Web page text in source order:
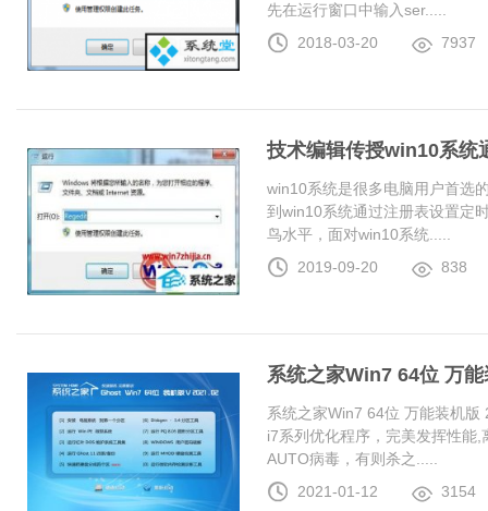
先在运行窗口中输入ser.....
2018-03-20
7937
技术编辑传授win10系统
win10系统是很多电脑用户首选
到win10系统通过注册表设置定
鸟水平，面对win10系统.....
2019-09-20
838
系统之家Win7 64位 万
系统之家Win7 64位 万能装机
i7系列优化程序，完美发挥性能
AUTO病毒，有则杀之.....
2021-01-12
3154